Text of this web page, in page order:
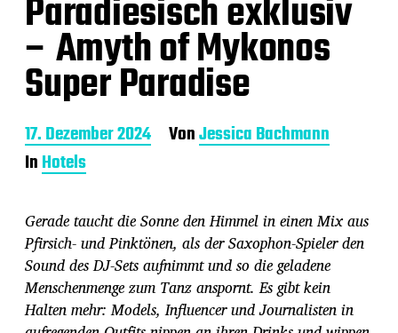
Paradiesisch exklusiv
– Amyth of Mykonos
Super Paradise
B
e
i
a
g
s
d
a
t
17. Dezember 2024 VonJessica Bachmann
InHotels
Gerade taucht die Sonne den Himmel in einen Mix aus
Pfirsich- und Pinktönen, als der Saxophon-Spieler den
Sound des DJ-Sets aufnimmt und so die geladene
Menschenmenge zum Tanz anspornt. Es gibt kein
Halten mehr: Models, Influencer und Journalisten in